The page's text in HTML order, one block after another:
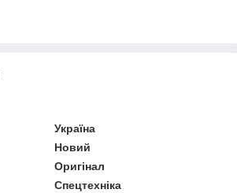
Україна
Новий
Оригінал
Спецтехніка